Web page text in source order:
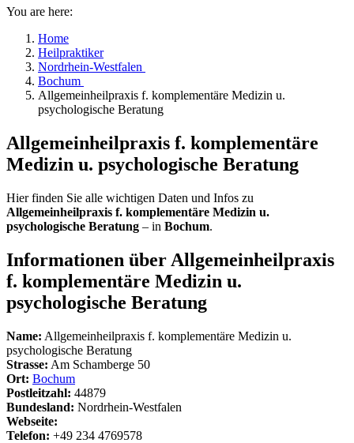
You are here:
Home
Heilpraktiker
Nordrhein-Westfalen
Bochum
Allgemeinheilpraxis f. komplementäre Medizin u.
psychologische Beratung
Allgemeinheilpraxis f. komplementäre
Medizin u. psychologische Beratung
Hier finden Sie alle wichtigen Daten und Infos zu
Allgemeinheilpraxis f. komplementäre Medizin u.
psychologische Beratung – in Bochum.
Informationen über Allgemeinheilpraxis
f. komplementäre Medizin u.
psychologische Beratung
Name: Allgemeinheilpraxis f. komplementäre Medizin u.
psychologische Beratung
Strasse: Am Schamberge 50
Ort: Bochum
Postleitzahl: 44879
Bundesland: Nordrhein-Westfalen
Webseite:
Telefon: +49 234 4769578